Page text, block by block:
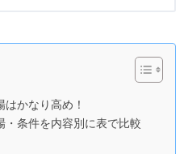
かなり高め！
・条件を内容別に表で比較